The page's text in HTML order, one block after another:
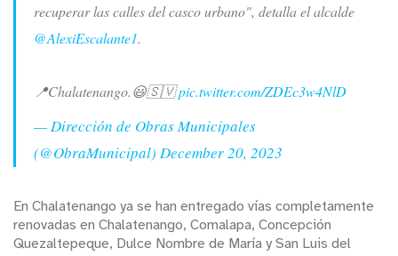
recuperar las calles del casco urbano", detalla el alcalde
@AlexiEscalante1.
📍Chalatenango.😃🇸🇻pic.twitter.com/ZDEc3w4NlD
— Dirección de Obras Municipales
(@ObraMunicipal) December 20, 2023
En Chalatenango ya se han entregado vías completamente
renovadas en Chalatenango, Comalapa, Concepción
Quezaltepeque, Dulce Nombre de María y San Luis del